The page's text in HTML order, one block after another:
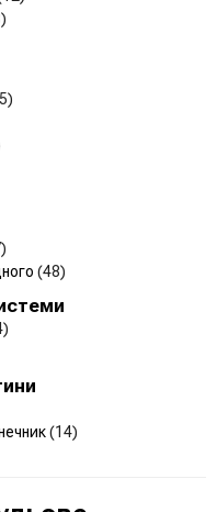
(48)
(14)